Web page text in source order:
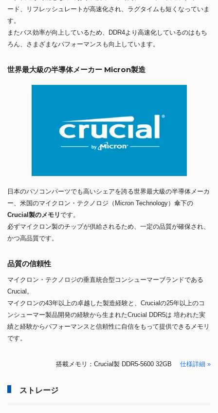
ード、リフレッシュレートが高速化され、ラグタイムも短くなっていま
す。
またバス効率が向上しているため、DDR4より高速化しているのはもち
ろん、さまざまなパフォーマンスも向上しています。
世界最大級の半導体メーカー Micron製造
日本のパソコンパーツでも高いシェアを誇る世界最大級の半導体メーカ
ー、米国のマイクロン・テクノロジ（Micron Technology）傘下の
Crucial製のメモリです。
必ずマイクロン製のチップが供給されるため、一定の品質が確保され、
かつ高品質です。
品質の信頼性
マイクロン・テクノロジの垂直統合型コンシューマーブランドである
Crucial。
マイクロンの43年以上の卓越した製造経験と、Crucialの25年以上のコ
ンシューマー製品開発の経験から生まれたCrucial DDR5は 培われた実
績と経験からパフォーマンスと信頼性に自信をもって提供できるメモリ
です。
搭載メモリ：Crucial製 DDR5-5600 32GB 仕様詳細 »
ストレージ